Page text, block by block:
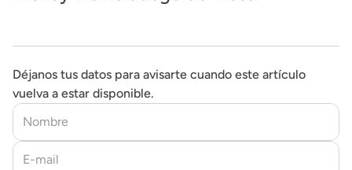
Déjanos tus datos para avisarte cuando este artículo
vuelva a estar disponible.